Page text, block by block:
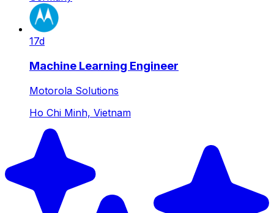
17d
Machine Learning Engineer
Motorola Solutions
Ho Chi Minh, Vietnam